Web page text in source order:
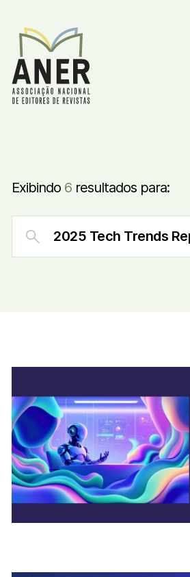
Exibindo 6 resultados para: